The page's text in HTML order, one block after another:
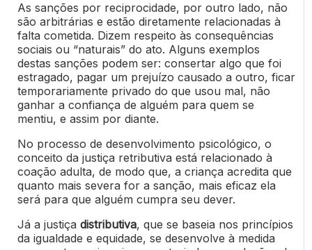
As sanções por reciprocidade, por outro lado, não
são arbitrárias e estão diretamente relacionadas à
falta cometida. Dizem respeito às consequências
sociais ou “naturais” do ato. Alguns exemplos
destas sanções podem ser: consertar algo que foi
estragado, pagar um prejuízo causado a outro, ficar
temporariamente privado do que usou mal, não
ganhar a confiança de alguém para quem se
mentiu, e assim por diante.
No processo de desenvolvimento psicológico, o
conceito da justiça retributiva está relacionado à
coação adulta, de modo que, a criança acredita que
quanto mais severa for a sanção, mais eficaz ela
será para que alguém cumpra seu dever.
Já a justiça distributiva, que se baseia nos princípios
da igualdade e equidade, se desenvolve à medida